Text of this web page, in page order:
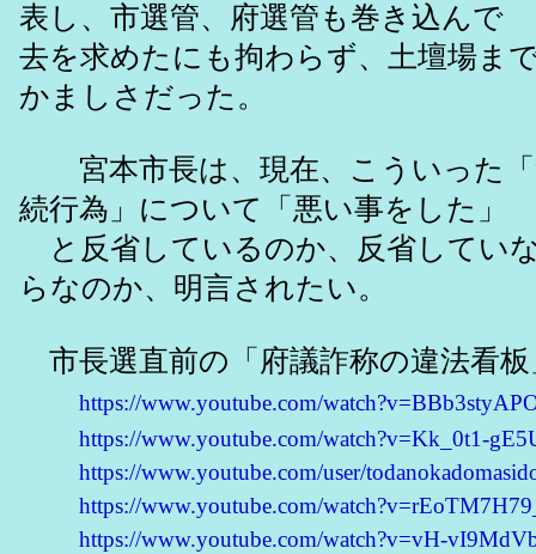
表し、市選管、府選管も巻き込ん
去を求めたにも拘わらず、土壇場ま
かましさだった。
宮本市長は、現在、こういった「
続行為」について「悪い事をした」
と反省しているのか、反省してい
らなのか、明言されたい。
市長選直前の「府議詐称の違法看板
https://www.youtube.com/
https://www.youtube.com/watch?v=Kk_0t1-
https://www.youtube.com/user/
https://www.youtube.com/
https://www.youtube.com/watch?v=vH-